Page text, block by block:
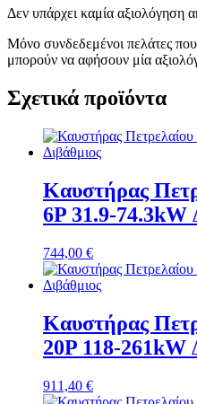
Δεν υπάρχει καμία αξιολόγηση
Μόνο συνδεδεμένοι πελάτες
μπορούν να αφήσουν μία
Σχετικά προϊόντα
Καυστήρας
6P 31.9-74.3kW
744,00 €
Καυστήρας
20P 118-261kW
911,40 €